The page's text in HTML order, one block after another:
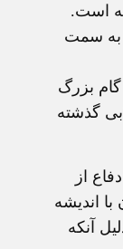
است.
به سمت
بزرگ
گذشته
از
انديشه
آنکه